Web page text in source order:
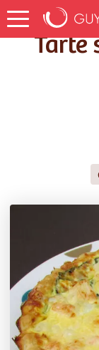
Accueil
Tarte